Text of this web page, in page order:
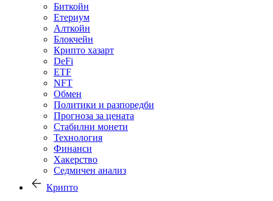
Биткойн
Етериум
Алткойн
Блокчейн
Крипто хазарт
DeFi
ETF
NFT
Обмен
Политики и разпоредби
Прогноза за цената
Стабилни монети
Технология
Финанси
Хакерство
Седмичен анализ
Крипто